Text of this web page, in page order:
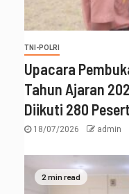
TNI-POLRI
Upacara
Tahun Ajaran
Diikuti 280
18/07/2026 admin
2 min read